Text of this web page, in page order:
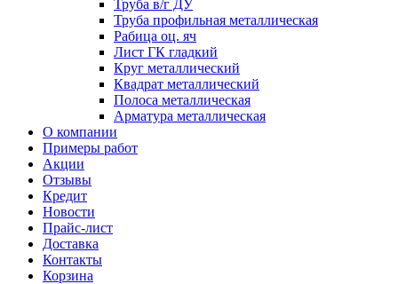
Труба в/г ДУ
Труба профильная металлическая
Рабица оц. яч
Лист ГК гладкий
Круг металлический
Квадрат металлический
Полоса металлическая
Арматура металлическая
О компании
Примеры работ
Акции
Отзывы
Кредит
Новости
Прайс-лист
Доставка
Контакты
Корзина